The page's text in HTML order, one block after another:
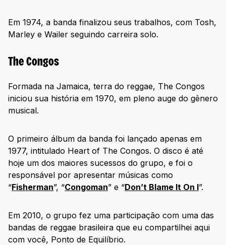
Em 1974, a banda finalizou seus trabalhos, com Tosh,
Marley e Wailer seguindo carreira solo.
The Congos
Formada na Jamaica, terra do reggae, The Congos
iniciou sua história em 1970, em pleno auge do gênero
musical.
O primeiro álbum da banda foi lançado apenas em
1977, intitulado Heart of The Congos. O disco é até
hoje um dos maiores sucessos do grupo, e foi o
responsável por apresentar músicas como
“Fisherman”, “Congoman” e “Don’t Blame It On I”.
Em 2010, o grupo fez uma participação com uma das
bandas de reggae brasileira que eu compartilhei aqui
com você, Ponto de Equilíbrio.